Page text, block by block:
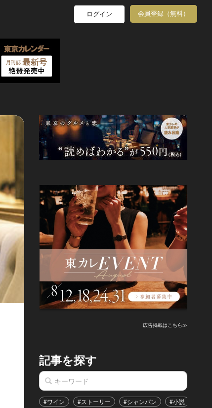
ログイン 会員登録（無料）
広告掲載はこちら≫
記事を探す
#ワイン #ストーリー #シャンパン #小説